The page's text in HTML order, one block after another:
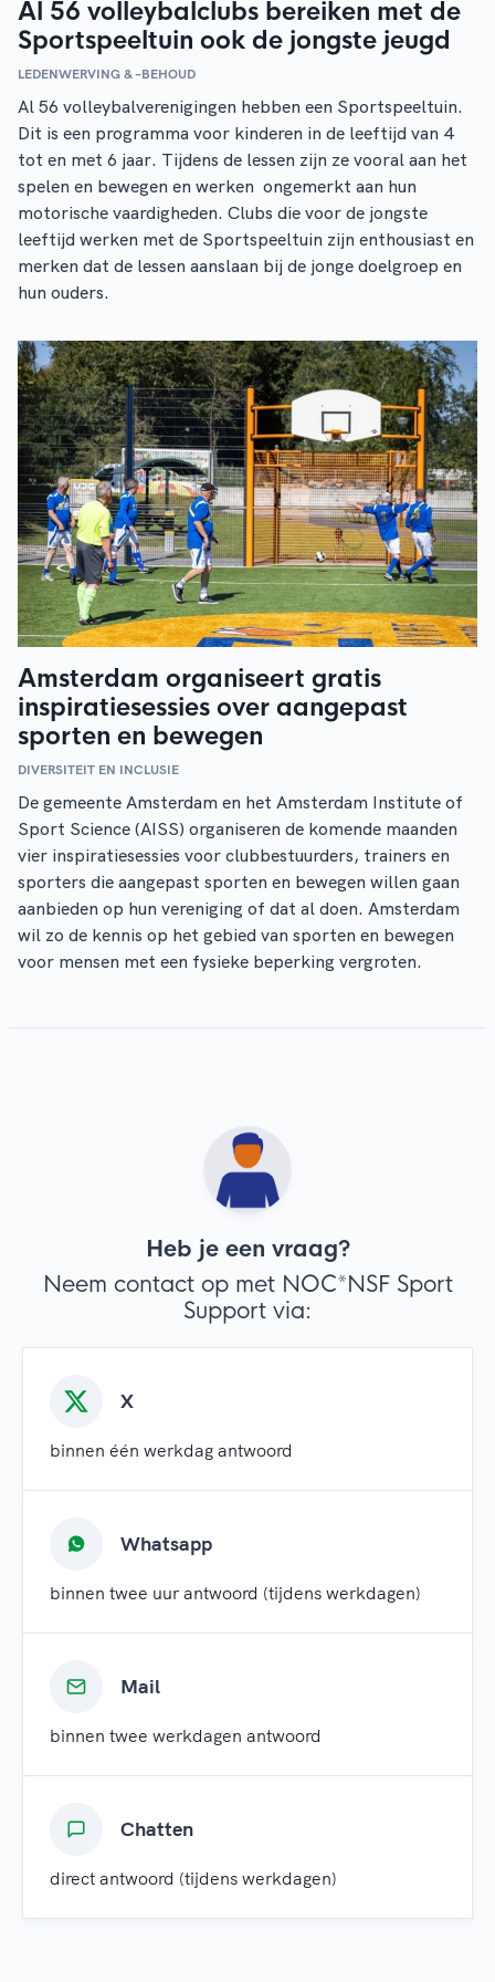
Al 56 volleybalclubs bereiken met de
Sportspeeltuin ook de jongste jeugd
LEDENWERVING & –BEHOUD
Al 56 volleybalverenigingen hebben een Sportspeeltuin.
Dit is een programma voor kinderen in de leeftijd van 4
tot en met 6 jaar. Tijdens de lessen zijn ze vooral aan het
spelen en bewegen en werken ongemerkt aan hun
motorische vaardigheden. Clubs die voor de jongste
leeftijd werken met de Sportspeeltuin zijn enthousiast en
merken dat de lessen aanslaan bij de jonge doelgroep en
hun ouders.
Amsterdam organiseert gratis
inspiratiesessies over aangepast
sporten en bewegen
DIVERSITEIT EN INCLUSIE
De gemeente Amsterdam en het Amsterdam Institute of
Sport Science (AISS) organiseren de komende maanden
vier inspiratiesessies voor clubbestuurders, trainers en
sporters die aangepast sporten en bewegen willen gaan
aanbieden op hun vereniging of dat al doen. Amsterdam
wil zo de kennis op het gebied van sporten en bewegen
voor mensen met een fysieke beperking vergroten.
Heb je een vraag?
Neem contact op met NOC*NSF Sport
Support via:
X
binnen één werkdag antwoord
Whatsapp
binnen twee uur antwoord (tijdens werkdagen)
Mail
binnen twee werkdagen antwoord
Chatten
direct antwoord (tijdens werkdagen)